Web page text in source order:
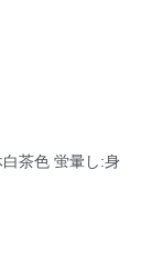
茶色 蛍暈し:身